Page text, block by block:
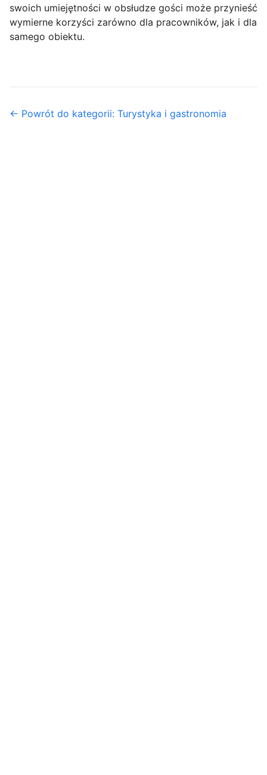
swoich umiejętności w obsłudze gości może przynieść
wymierne korzyści zarówno dla pracowników, jak i dla
samego obiektu.
← Powrót do kategorii: Turystyka i gastronomia